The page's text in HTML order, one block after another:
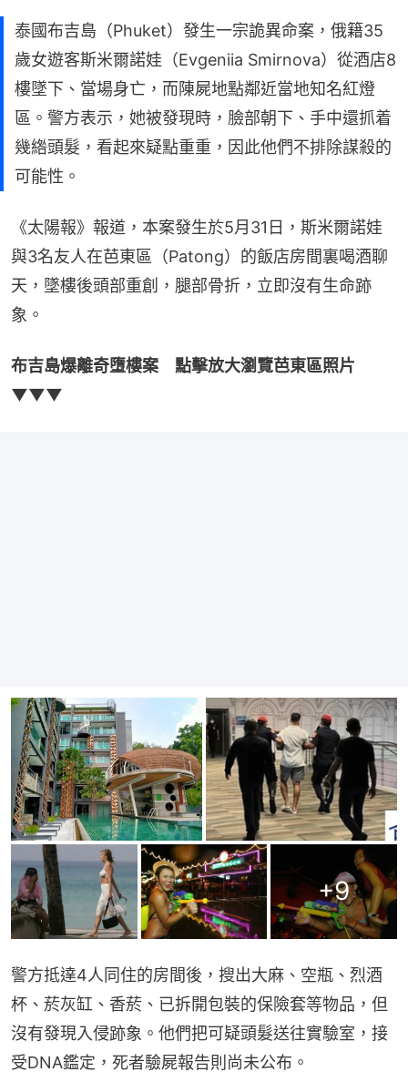
泰國布吉島（Phuket）發生一宗詭異命案，俄籍35
歲女遊客斯米爾諾娃（Evgeniia Smirnova）從酒店8
樓墜下、當場身亡，而陳屍地點鄰近當地知名紅燈
區。警方表示，她被發現時，臉部朝下、手中還抓着
幾綹頭髮，看起來疑點重重，因此他們不排除謀殺的
可能性。
《太陽報》報道，本案發生於5月31日，斯米爾諾娃
與3名友人在芭東區（Patong）的飯店房間裏喝酒聊
天，墜樓後頭部重創，腿部骨折，立即沒有生命跡
象。
布吉島爆離奇墮樓案　點擊放大瀏覽芭東區照片
▼▼▼
+9
警方抵達4人同住的房間後，搜出大麻、空瓶、烈酒
杯、菸灰缸、香菸、已拆開包裝的保險套等物品，但
沒有發現入侵跡象。他們把可疑頭髮送往實驗室，接
受DNA鑑定，死者驗屍報告則尚未公布。